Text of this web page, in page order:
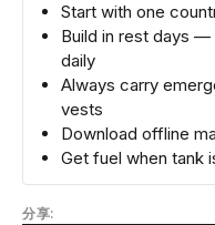
Start with one
Build in rest days
daily
Always carry
vests
Download offline
Get fuel when tank
分享: